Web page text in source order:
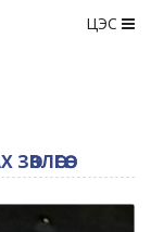
ЦЭС